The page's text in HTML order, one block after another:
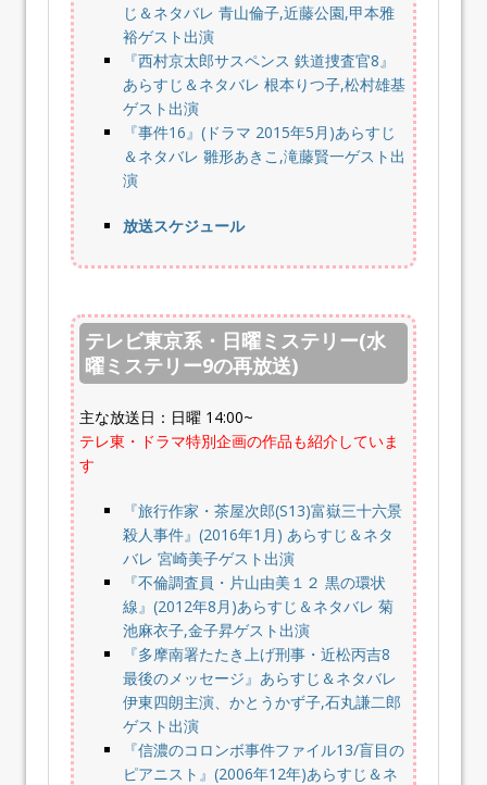
じ＆ネタバレ 青山倫子,近藤公園,甲本雅
裕ゲスト出演
『西村京太郎サスペンス 鉄道捜査官8』
あらすじ＆ネタバレ 根本りつ子,松村雄基
ゲスト出演
『事件16』(ドラマ 2015年5月)あらすじ
＆ネタバレ 雛形あきこ,滝藤賢一ゲスト出
演
放送スケジュール
テレビ東京系・日曜ミステリー(水
曜ミステリー9の再放送)
主な放送日：日曜 14:00~
テレ東・ドラマ特別企画の作品も紹介していま
す
『旅行作家・茶屋次郎(S13)富嶽三十六景
殺人事件』(2016年1月) あらすじ＆ネタ
バレ 宮崎美子ゲスト出演
『不倫調査員・片山由美１２ 黒の環状
線』(2012年8月)あらすじ＆ネタバレ 菊
池麻衣子,金子昇ゲスト出演
『多摩南署たたき上げ刑事・近松丙吉8
最後のメッセージ』あらすじ＆ネタバレ
伊東四朗主演、かとうかず子,石丸謙二郎
ゲスト出演
『信濃のコロンボ事件ファイル13/盲目の
ピアニスト』(2006年12年)あらすじ＆ネ